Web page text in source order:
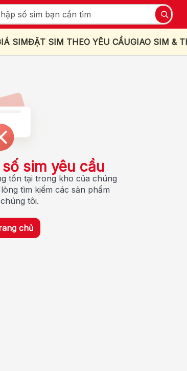
SIMĐẶT SIM THEO YÊU CẦUGIAO SIM &
sim yêu cầu
tồn tại trong kho của chúng
tìm kiếm các sản phẩm
tôi.
chủ